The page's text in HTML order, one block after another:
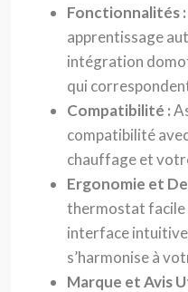
Fonctionnalités :
apprentissage
intégration
qui
Compatibilité :
compatibilité
chauffage et
Ergonomie et
thermostat facile
interface
s’harmonise à
Marque et Avis